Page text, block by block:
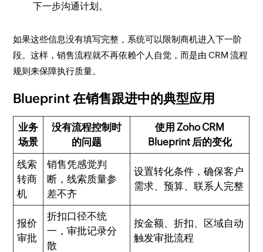
下一步沟通计划。
如果这些信息没有填写完整，系统可以限制商机进入下一阶
段。这样，销售流程就不再依赖个人自觉，而是由 CRM 流程
规则来保障执行质量。
Blueprint 在销售跟进中的典型应用
业务
场景
没有流程控制时
的问题
使用 Zoho CRM
Blueprint 后的变化
线索
转商
机
销售凭感觉判
断，线索质量参
差不齐
设置转化条件，确保客户
需求、预算、联系人完整
报价
审批
折扣口径不统
一，审批记录分
散
按金额、折扣、区域自动
触发审批流程